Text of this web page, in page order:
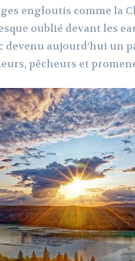
engloutis comme la
oublié devant les
devenu aujourd’hui un
pêcheurs et